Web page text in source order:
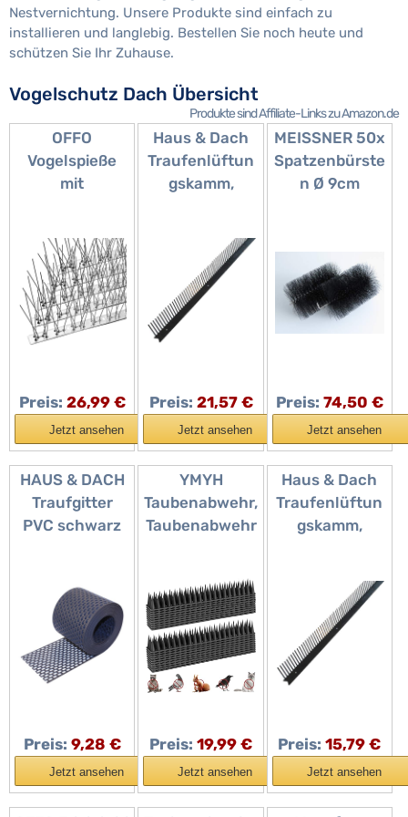
Nestvernichtung. Unsere Produkte sind einfach zu
installieren und langlebig. Bestellen Sie noch heute und
schützen Sie Ihr Zuhause.
Vogelschutz Dach Übersicht
Produkte sind Affiliate-Links zu Amazon.de
OFFO
Vogelspieße
mit
für Dächer und
Fenster,
Vogelabwehrsp
ieße für
Krähen, kleine
m
Preis: 26,99 €
Jetzt ansehen
Haus & Dach
Traufenlüftun
gskamm,
, Vogelschutz,
PVC, 85 mm x
1,0 m,
Anthrazit, 10
Preis: 21,57 €
Jetzt ansehen
MEISSNER 50x
Spatzenbürste
n Ø 9cm
Vogelabwehr,
Spatzenabweh
r
Preis: 74,50 €
Jetzt ansehen
HAUS & DACH
Traufgitter
PVC schwarz
Preis: 9,28 €
Jetzt ansehen
YMYH
Taubenabwehr,
Taubenabwehr
Stück
Preis: 19,99 €
Jetzt ansehen
Haus & Dach
Traufenlüftun
gskamm,
, Vogelschutz,
PVC, 55 mm x
1,0 m,
Anthrazit, 10
Preis: 15,79 €
Jetzt ansehen